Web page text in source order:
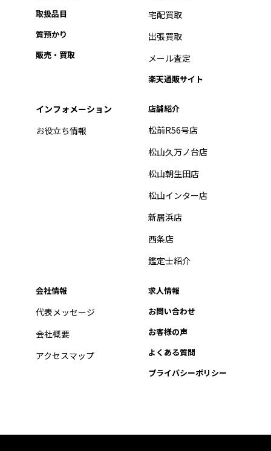
取扱品目
質預かり
販売・買取
宅配買取
出張買取
メール査定
楽天通販サイト
インフォメーション
お役立ち情報
店舗紹介
松前R56号店
松山久万ノ台店
松山朝生田店
松山インター店
新居浜店
西条店
鑑定士紹介
会社情報
代表メッセージ
会社概要
アクセスマップ
求人情報
お問い合わせ
お客様の声
よくある質問
プライバシーポリシー